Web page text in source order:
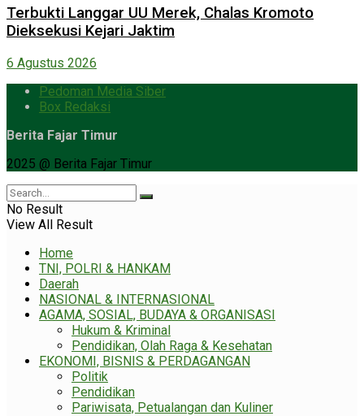
Terbukti Langgar UU Merek, Chalas Kromoto
Dieksekusi Kejari Jaktim
6 Agustus 2026
Pedoman Media Siber
Box Redaksi
Berita Fajar Timur
2025 @ Berita Fajar Timur
No Result
View All Result
Home
TNI, POLRI & HANKAM
Daerah
NASIONAL & INTERNASIONAL
AGAMA, SOSIAL, BUDAYA & ORGANISASI
Hukum & Kriminal
Pendidikan, Olah Raga & Kesehatan
EKONOMI, BISNIS & PERDAGANGAN
Politik
Pendidikan
Pariwisata, Petualangan dan Kuliner